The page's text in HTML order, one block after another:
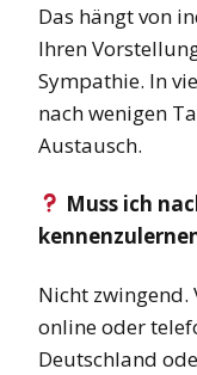
Das hängt von
Ihren
Sympathie. In
nach wenigen
Austausch.
Muss ich
Nicht zwingend.
online oder
Deutschland